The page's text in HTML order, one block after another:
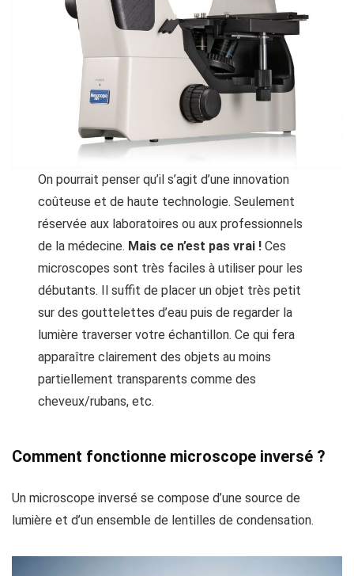
On pourrait penser qu’il s’agit d’une innovation
coûteuse et de haute technologie. Seulement
réservée aux laboratoires ou aux professionnels
de la médecine. Mais ce n’est pas vrai ! Ces
microscopes sont très faciles à utiliser pour les
débutants. Il suffit de placer un objet très petit
sur des gouttelettes d’eau puis de regarder la
lumière traverser votre échantillon. Ce qui fera
apparaître clairement des objets au moins
partiellement transparents comme des
cheveux/rubans, etc.
Comment fonctionne microscope inversé ?
Un microscope inversé se compose d’une source de
lumière et d’un ensemble de lentilles de condensation.